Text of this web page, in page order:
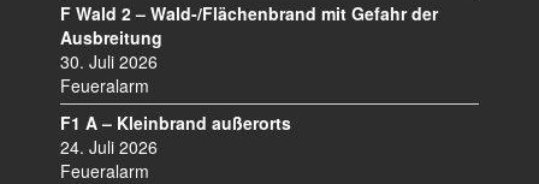
F Wald 2 – Wald-/Flächenbrand mit Gefahr der
Ausbreitung
30. Juli 2026
Feueralarm
F1 A – Kleinbrand außerorts
24. Juli 2026
Feueralarm